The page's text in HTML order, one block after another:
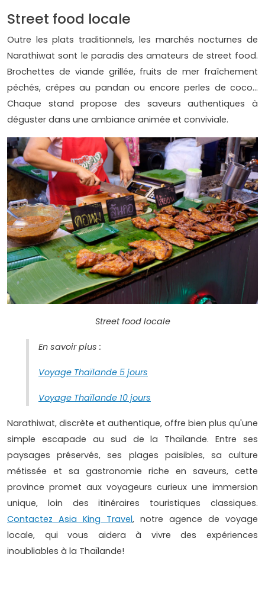
Street food locale
Outre les plats traditionnels, les marchés nocturnes de
Narathiwat sont le paradis des amateurs de street food.
Brochettes de viande grillée, fruits de mer fraîchement
pêchés, crêpes au pandan ou encore perles de coco…
Chaque stand propose des saveurs authentiques à
déguster dans une ambiance animée et conviviale.
Street food locale
En savoir plus :
Voyage Thaïlande 5 jours
Voyage Thaïlande 10 jours
Narathiwat, discrète et authentique, offre bien plus qu'une
simple escapade au sud de la Thaïlande. Entre ses
paysages préservés, ses plages paisibles, sa culture
métissée et sa gastronomie riche en saveurs, cette
province promet aux voyageurs curieux une immersion
unique, loin des itinéraires touristiques classiques.
Contactez Asia King Travel, notre agence de voyage
locale, qui vous aidera à vivre des expériences
inoubliables à la Thaïlande!